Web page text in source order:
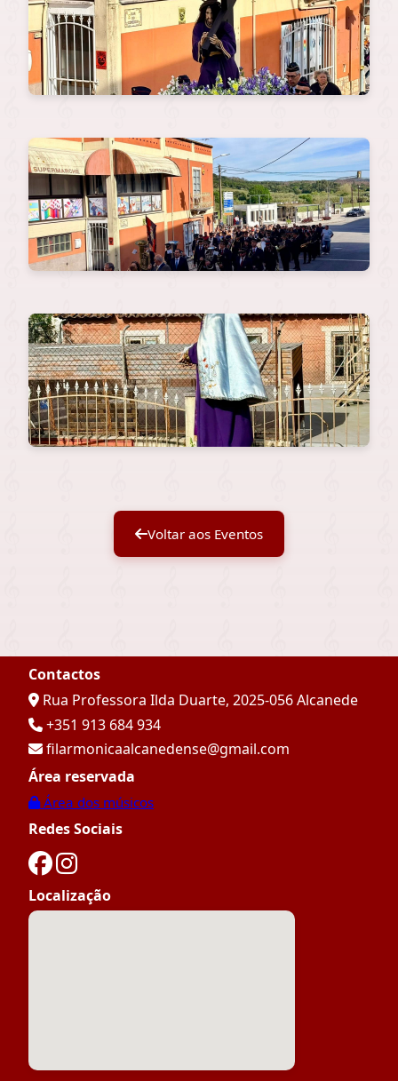
Voltar aos Eventos
Contactos
Rua Professora Ilda Duarte, 2025-056 Alcanede
+351 913 684 934
filarmonicaalcanedense@gmail.com
Área reservada
Área dos músicos
Redes Sociais
Localização